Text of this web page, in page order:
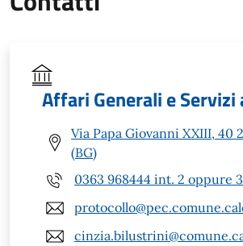
Affari Generali e Servizi
Via Papa Giovanni XXIII, 40
(BG)
0363 968444 int. 2 oppure 3